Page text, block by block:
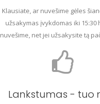
Klausiate, ar nuvešime gėles
užsakymas įvykdomas iki 15:30
nuvešime, net jei užsakysite tą
Lankstumas - tuo